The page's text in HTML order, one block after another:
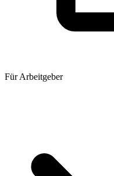
Für Arbeitgeber